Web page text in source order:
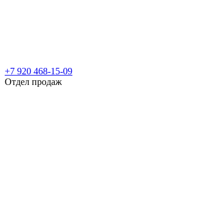
+7 920 468-15-09
Отдел продаж